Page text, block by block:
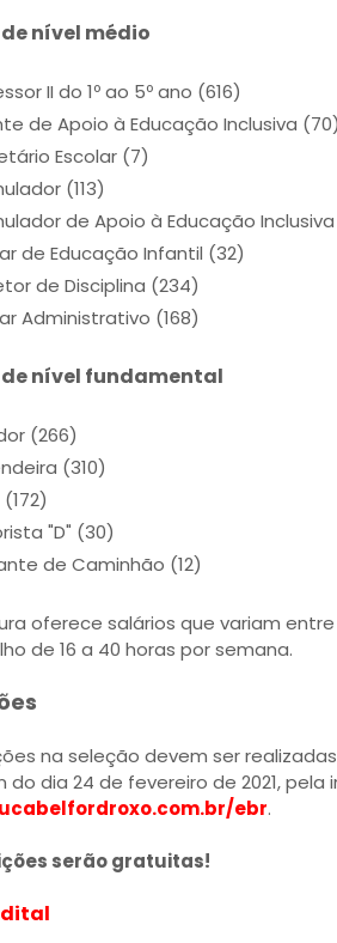
nível médio
II do 1º ao 5º ano (616)
de Apoio à Educação Inclusiva
Escolar (7)
(113)
de Apoio à Educação
de Educação Infantil (32)
de Disciplina (234)
Administrativo (168)
nível fundamental
(266)
(310)
"D" (30)
de Caminhão (12)
oferece salários que variam entre
de 16 a 40 horas por semana.
na seleção devem ser
do dia 24 de fevereiro de 2021,
ebr.
serão gratuitas!